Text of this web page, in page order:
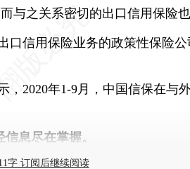
与之关系密切的出口信用保险也
信用保险业务的政策性保险公
，2020年1-9月，中国信保在与
息尽在掌握。
字 订阅后继续阅读